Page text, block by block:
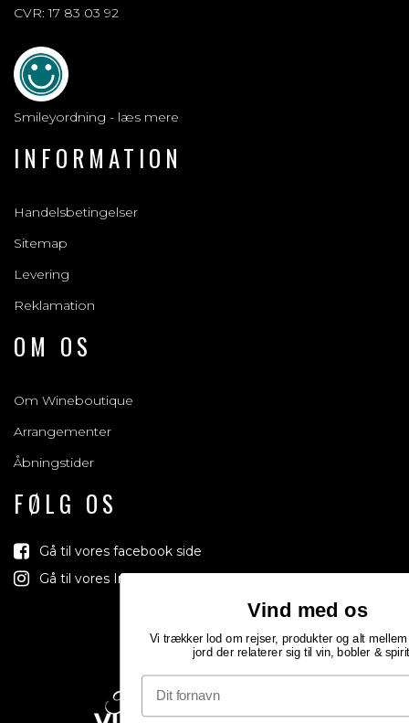
CVR: 17 83 03 92
Smileyordning - læs mere
INFORMATION
Handelsbetingelser
Sitemap
Levering
Reklamation
OM OS
Om Wineboutique
Arrangementer
Åbningstider
FØLG OS
Gå til vores facebook side
Gå til vores Instagram side
Vind med os
Vi trækker lod om rejser, produkter og alt mellem himmel og
jord der relaterer sig til vin, bobler & spiritus